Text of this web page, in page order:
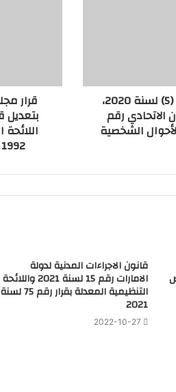
مرسوم بقانون اتحادي رقم (5) لسنة 2020،
الاتحادي رقم
1992 بشأن قانون الإجراءات المدنية
قانون الاجراءات المدنية لدولة
الامارات رقم 15 لسنة 2021 واللائحة
التنظيمية المعدلة بقرار رقم 75 لسنة
2021
2022-10-27